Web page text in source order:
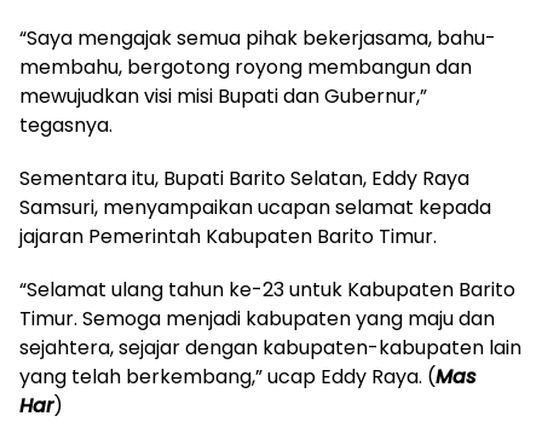
“Saya mengajak semua pihak bekerjasama, bahu-
membahu, bergotong royong membangun dan
mewujudkan visi misi Bupati dan Gubernur,”
tegasnya.
Sementara itu, Bupati Barito Selatan, Eddy Raya
Samsuri, menyampaikan ucapan selamat kepada
jajaran Pemerintah Kabupaten Barito Timur.
“Selamat ulang tahun ke-23 untuk Kabupaten Barito
Timur. Semoga menjadi kabupaten yang maju dan
sejahtera, sejajar dengan kabupaten-kabupaten lain
yang telah berkembang,” ucap Eddy Raya. (Mas
Har)